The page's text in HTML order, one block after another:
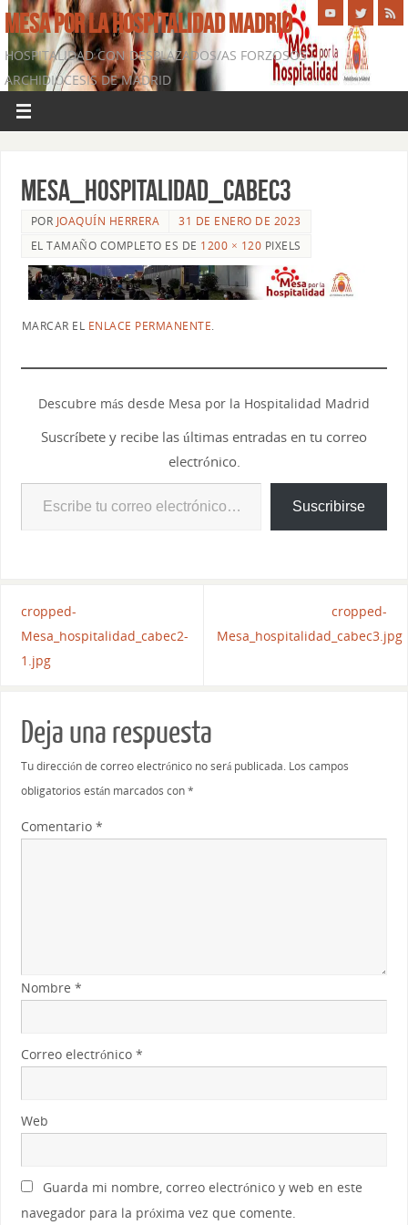
MESA POR LA HOSPITALIDAD MADRID
HOSPITALIDAD CON DESPLAZADOS/AS FORZOSOS -
ARCHIDIÓCESIS DE MADRID
Mesa_hospitalidad_cabec3
POR JOAQUÍN HERRERA
31 DE ENERO DE 2023
EL TAMAÑO COMPLETO ES DE 1200 × 120 PIXELS
MARCAR EL ENLACE PERMANENTE.
Descubre más desde Mesa por la Hospitalidad Madrid
Suscríbete y recibe las últimas entradas en tu correo
electrónico.
Suscribirse
cropped-
Mesa_hospitalidad_cabec2-
1.jpg
cropped-
Mesa_hospitalidad_cabec3.jpg
Deja una respuesta
Tu dirección de correo electrónico no será publicada. Los campos
obligatorios están marcados con*
Comentario *
Nombre *
Correo electrónico *
Web
Guarda mi nombre, correo electrónico y web en este
navegador para la próxima vez que comente.